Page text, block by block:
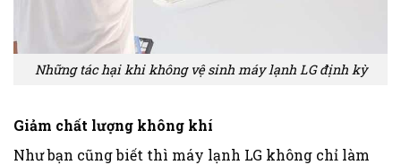
Những tác hại khi không vệ sinh máy lạnh LG định kỳ
Giảm chất lượng không khí
Như bạn cũng biết thì máy lạnh LG không chỉ làm